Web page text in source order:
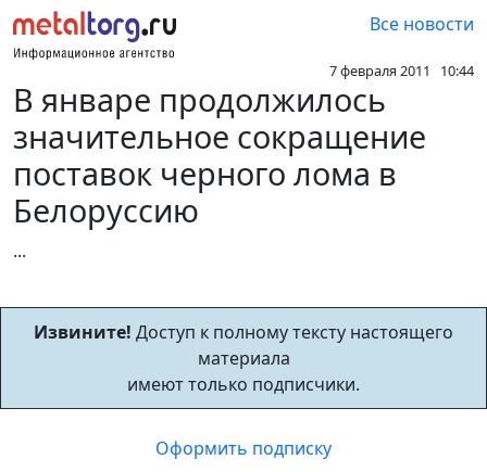
Все новости
7 февраля 2011 10:44
В январе продолжилось
значительное сокращение
поставок черного лома в
Белоруссию
...
Извините! Доступ к полному тексту настоящего
материала
имеют только подписчики.
Оформить подписку